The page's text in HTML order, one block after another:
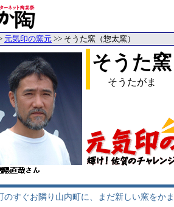
元気印の窯元 >> そうた窯（惣太窯）
そうた窯
そうたがま
すぐお隣り山内町に、まだ新しい窯をか